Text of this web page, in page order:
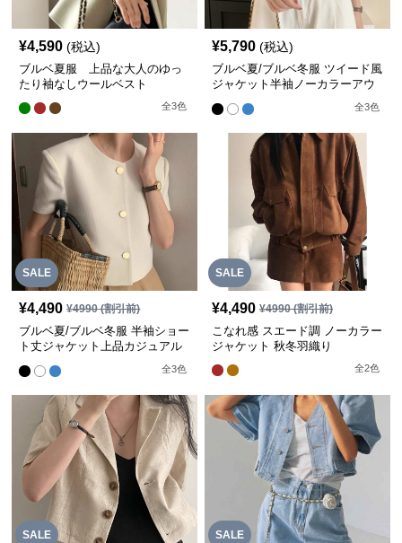
¥4,590 (税込)
ブルベ夏服 上品な大人のゆっ
たり袖なしウールベスト
全3色
¥5,790 (税込)
ブルベ夏/ブルベ冬服 ツイード風
ジャケット半袖ノーカラーアウ
全3色
SALE
¥4,490 ¥4990(割引前)
ブルベ夏/ブルベ冬服 半袖ショー
ト丈ジャケット上品カジュアル
全3色
SALE
¥4,490 ¥4990(割引前)
こなれ感 スエード調 ノーカラー
ジャケット 秋冬羽織り
全2色
SALE SALE